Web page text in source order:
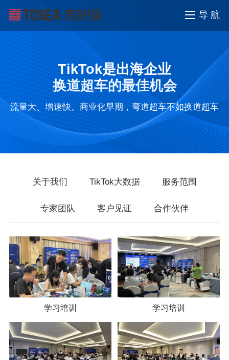
导 航
TikTok是出海企业
换道超车的最佳机会
流量大、增速快、商业化早期，弯道超车不如换道超车
关于我们 TikTok大数据 服务范围
专家团队 客户见证 合作伙伴
学习培训 学习培训